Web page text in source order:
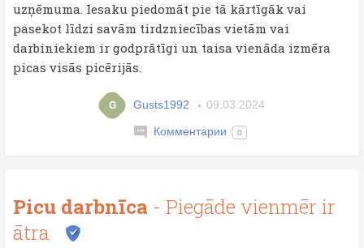
uzņēmuma. Iesaku piedomāt pie tā kārtīgāk vai
pasekot līdzi savām tirdzniecības vietām vai
darbiniekiem ir godprātīgi un taisa vienāda izmēra
picas visās picērijās.
G Gusts1992 09.03.2024
Комментарии 0
Picu darbnīca - Piegāde vienmēr ir
ātra